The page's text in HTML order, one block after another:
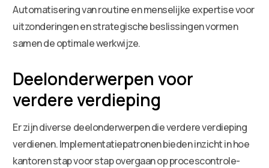
Automatisering van routine en menselijke expertise voor
uitzonderingen en strategische beslissingen vormen
samen de optimale werkwijze.
Deelonderwerpen voor
verdere verdieping
Er zijn diverse deelonderwerpen die verdere verdieping
verdienen. Implementatiepatronen bieden inzicht in hoe
kantoren stap voor stap overgaan op procescontrole-